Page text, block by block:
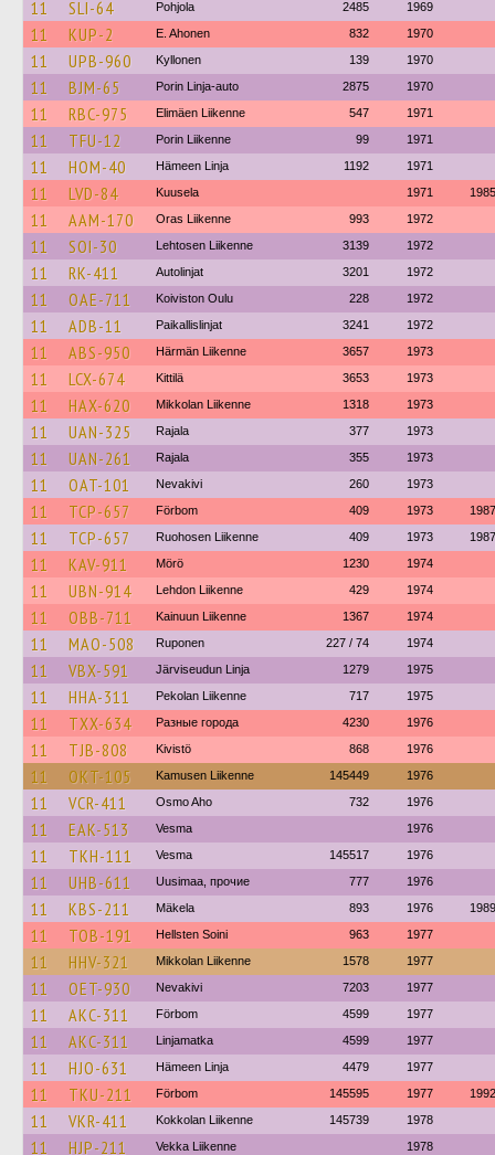
11 SLI-64 Pohjola 2485 1969
11 KUP-2 E. Ahonen 832 1970
11 UPB-960 Kyllonen 139 1970
11 BJM-65 Porin Linja-auto 2875 1970
11 RBC-975 Elimäen Liikenne 547 1971
11 TFU-12 Porin Liikenne 99 1971
11 HOM-40 Hämeen Linja 1192 1971
11 LVD-84 Kuusela 1971 1985
11 AAM-170 Oras Liikenne 993 1972
11 SOI-30 Lehtosen Liikenne 3139 1972
11 RK-411 Autolinjat 3201 1972
11 OAE-711 Koiviston Oulu 228 1972
11 ADB-11 Paikallislinjat 3241 1972
11 ABS-950 Härmän Liikenne 3657 1973
11 LCX-674 Kittilä 3653 1973
11 HAX-620 Mikkolan Liikenne 1318 1973
11 UAN-325 Rajala 377 1973
11 UAN-261 Rajala 355 1973
11 OAT-101 Nevakivi 260 1973
11 TCP-657 Förbom 409 1973 1987
11 TCP-657 Ruohosen Liikenne 409 1973 1987
11 KAV-911 Mörö 1230 1974
11 UBN-914 Lehdon Liikenne 429 1974
11 OBB-711 Kainuun Liikenne 1367 1974
11 MAO-508 Ruponen 227 / 74 1974
11 VBX-591 Järviseudun Linja 1279 1975
11 HHA-311 Pekolan Liikenne 717 1975
11 TXX-634 Разные города 4230 1976
11 TJB-808 Kivistö 868 1976
11 OKT-105 Kamusen Liikenne 145449 1976
11 VCR-411 Osmo Aho 732 1976
11 EAK-513 Vesma 1976
11 TKH-111 Vesma 145517 1976
11 UHB-611 Uusimaa, прочие 777 1976
11 KBS-211 Mäkela 893 1976 1989
11 TOB-191 Hellsten Soini 963 1977
11 HHV-321 Mikkolan Liikenne 1578 1977
11 OET-930 Nevakivi 7203 1977
11 AKC-311 Förbom 4599 1977
11 AKC-311 Linjamatka 4599 1977
11 HJO-631 Hämeen Linja 4479 1977
11 TKU-211 Förbom 145595 1977 1992
11 VKR-411 Kokkolan Liikenne 145739 1978
11 HJP-211 Vekka Liikenne 1978